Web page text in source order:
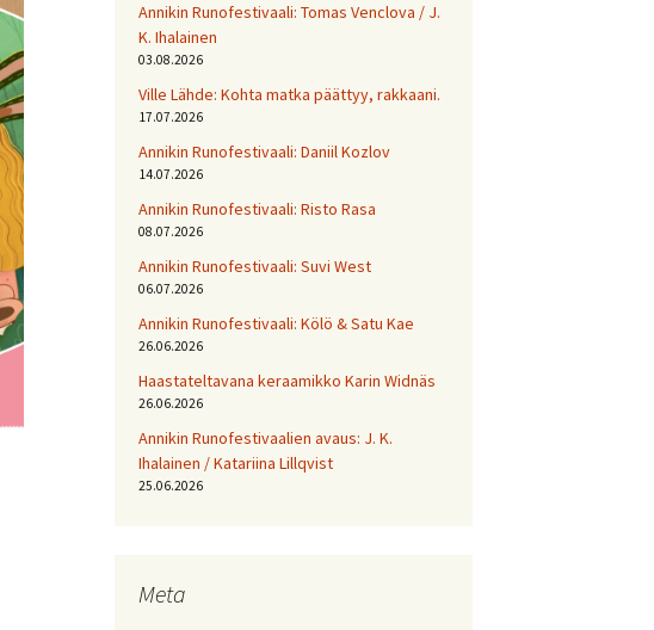
Annikin Runofestivaali: Tomas Venclova / J.
K. Ihalainen
03.08.2026
Ville Lähde: Kohta matka päättyy, rakkaani.
17.07.2026
Annikin Runofestivaali: Daniil Kozlov
14.07.2026
Annikin Runofestivaali: Risto Rasa
08.07.2026
Annikin Runofestivaali: Suvi West
06.07.2026
Annikin Runofestivaali: Kölö & Satu Kae
26.06.2026
Haastateltavana keraamikko Karin Widnäs
26.06.2026
Annikin Runofestivaalien avaus: J. K.
Ihalainen / Katariina Lillqvist
25.06.2026
Meta